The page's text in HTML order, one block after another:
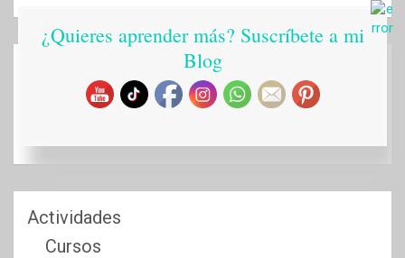
Alicia
Rodal
Actividades
Cursos
¿Quieres aprender más? Suscríbete a mi
Blog